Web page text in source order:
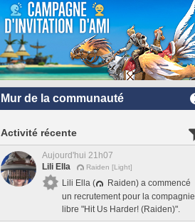
Mur de la communauté
Activité récente
Aujourd'hui 21h07
Lili Ella
Raiden [Light]
Lili Ella (
Raiden) a commencé
un recrutement pour la compagnie
libre "Hit Us Harder! (Raiden)".